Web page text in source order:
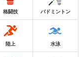
格闘技 バドミントン
陸上 水泳